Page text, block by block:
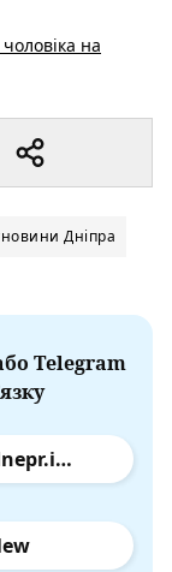
на
Дніпра
Telegram
facebook.com/novosti.dnepr.info